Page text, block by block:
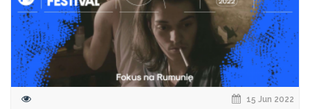
15 Jun 2022